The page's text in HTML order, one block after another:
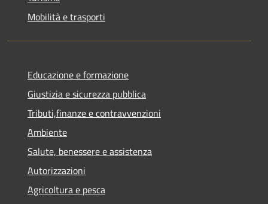
Mobilità e trasporti
Educazione e formazione
Giustizia e sicurezza pubblica
Tributi,finanze e contravvenzioni
Ambiente
Salute, benessere e assistenza
Autorizzazioni
Agricoltura e pesca